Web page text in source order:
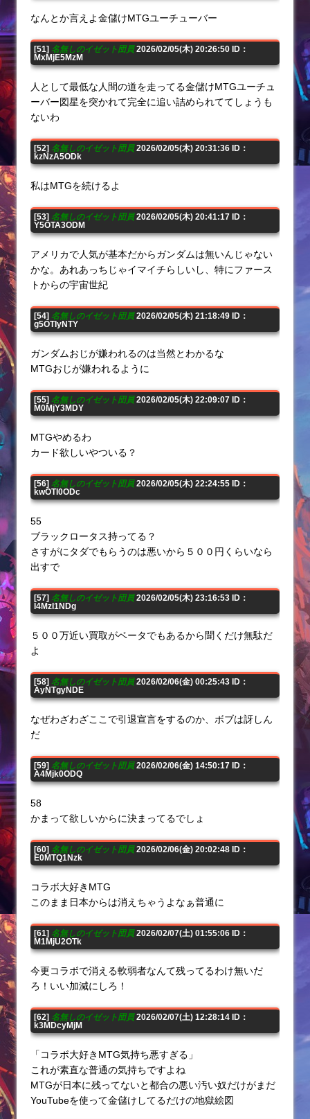
なんとか言えよ金儲けMTGユーチューバー
[51] 名無しのイゼット団員2026/02/05(木) 20:26:50 ID：
MxMjE5MzM
人として最低な人間の道を走ってる金儲けMTGユーチュ
ーバー図星を突かれて完全に追い詰められててしょうも
ないわ
[52] 名無しのイゼット団員2026/02/05(木) 20:31:36 ID：
kzNzA5ODk
私はMTGを続けるよ
[53] 名無しのイゼット団員2026/02/05(木) 20:41:17 ID：
Y5OTA3ODM
アメリカで人気が基本だからガンダムは無いんじゃない
かな。あれあっちじゃイマイチらしいし、特にファース
トからの宇宙世紀
[54] 名無しのイゼット団員2026/02/05(木) 21:18:49 ID：
g5OTIyNTY
ガンダムおじが嫌われるのは当然とわかるな
MTGおじが嫌われるように
[55] 名無しのイゼット団員2026/02/05(木) 22:09:07 ID：
M0MjY3MDY
MTGやめるわ
カード欲しいやついる？
[56] 名無しのイゼット団員2026/02/05(木) 22:24:55 ID：
kwOTI0ODc
55
ブラックロータス持ってる？
さすがにタダでもらうのは悪いから５００円くらいなら
出すで
[57] 名無しのイゼット団員2026/02/05(木) 23:16:53 ID：
I4MzI1NDg
５００万近い買取がベータでもあるから聞くだけ無駄だ
よ
[58] 名無しのイゼット団員2026/02/06(金) 00:25:43 ID：
AyNTgyNDE
なぜわざわざここで引退宣言をするのか、ボブは訝しん
だ
[59] 名無しのイゼット団員2026/02/06(金) 14:50:17 ID：
A4Mjk0ODQ
58
かまって欲しいからに決まってるでしょ
[60] 名無しのイゼット団員2026/02/06(金) 20:02:48 ID：
E0MTQ1Nzk
コラボ大好きMTG
このまま日本からは消えちゃうよなぁ普通に
[61] 名無しのイゼット団員2026/02/07(土) 01:55:06 ID：
M1MjU2OTk
今更コラボで消える軟弱者なんて残ってるわけ無いだ
ろ！いい加減にしろ！
[62] 名無しのイゼット団員2026/02/07(土) 12:28:14 ID：
k3MDcyMjM
「コラボ大好きMTG気持ち悪すぎる」
これが素直な普通の気持ちですよね
MTGが日本に残ってないと都合の悪い汚い奴だけがまだ
YouTubeを使って金儲けしてるだけの地獄絵図